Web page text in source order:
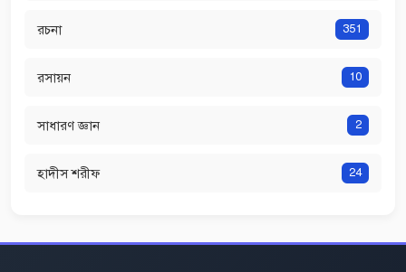
রচনা 351
রসায়ন 10
সাধারণ জ্ঞান 2
হাদীস শরীফ 24